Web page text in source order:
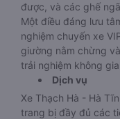
được, và các ghế
Một điều đáng lưu
nghiệm chuyến xe
giường nằm chừng
trải nghiệm không
Dịch vụ
Xe Thạch Hà - Hà
trang bị đầy đủ các